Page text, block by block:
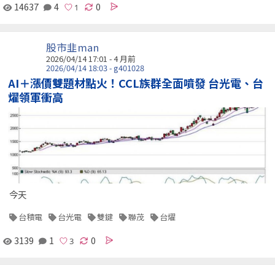
14637
4 0
股市韭man
2026/04/14 17:01 - 4 月前
2026/04/14 18:03 - g401028
AI＋漲價雙題材點火！CCL族群全面噴發 台光電、台
燿領軍衝高
今天
台積電 台光電 雙鍵 聯茂 台燿
3139 1 0